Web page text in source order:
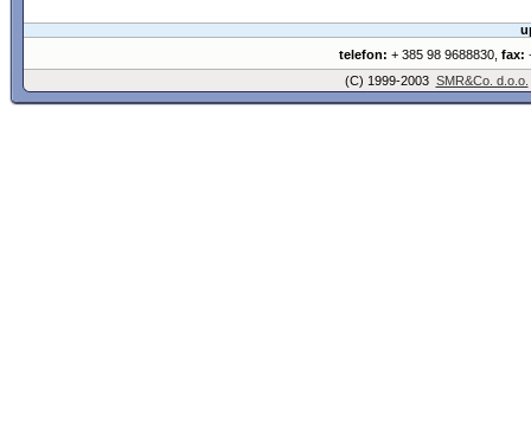
telefon: + 385 98 9688830, fax:
(C) 1999-2003 SMR&Co. d.o.o.